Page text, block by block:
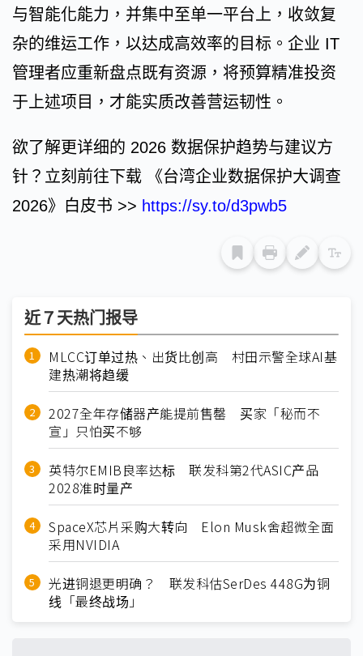
与智能化能力，并集中至单一平台上，收敛复
杂的维运工作，以达成高效率的目标。企业 IT
管理者应重新盘点既有资源，将预算精准投资
于上述项目，才能实质改善营运韧性。
欲了解更详细的 2026 数据保护趋势与建议方
针？立刻前往下载 《台湾企业数据保护大调查
2026》白皮书 >> https://sy.to/d3pwb5
近７天热门报导
MLCC订单过热、出货比创高 村田示警全球AI基
建热潮将趋缓
2027全年存储器产能提前售罄 买家「秘而不
宣」只怕买不够
英特尔EMIB良率达标 联发科第2代ASIC产品
2028准时量产
SpaceX芯片采购大转向 Elon Musk舍超微全面
采用NVIDIA
光进铜退更明确？ 联发科估SerDes 448G为铜
线「最终战场」